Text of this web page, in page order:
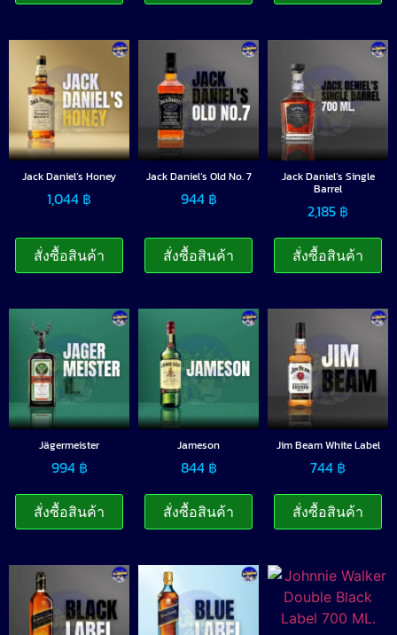
Jack Daniel’s Honey
1,044 ฿
สั่งซื้อสินค้า
Jack Daniel’s Old No. 7
944 ฿
สั่งซื้อสินค้า
Jack Daniel’s Single
Barrel
2,185 ฿
สั่งซื้อสินค้า
Jägermeister
994 ฿
สั่งซื้อสินค้า
Jameson
844 ฿
สั่งซื้อสินค้า
Jim Beam White Label
744 ฿
สั่งซื้อสินค้า